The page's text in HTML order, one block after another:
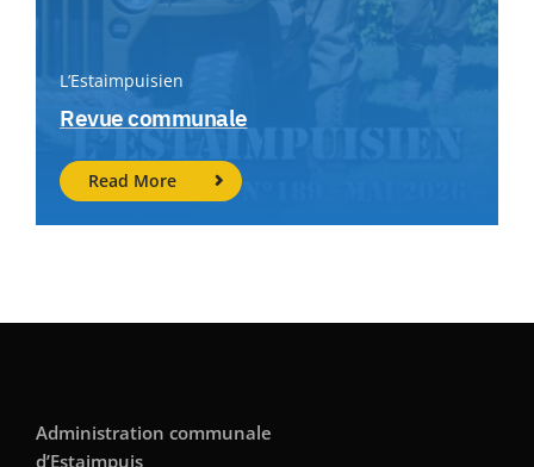
L’Estaimpuisien
Revue communale
Read More
Administration communale
d’Estaimpuis